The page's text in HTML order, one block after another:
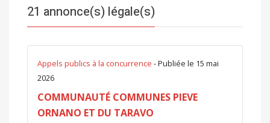
21 annonce(s) légale(s)
Appels publics à la concurrence - Publiée le 15 mai
2026
COMMUNAUTÉ COMMUNES PIEVE
ORNANO ET DU TARAVO